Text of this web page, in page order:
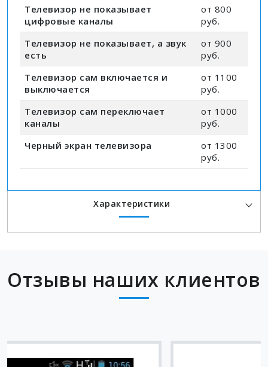
Телевизор не показывает
цифровые каналы
от 800
руб.
Телевизор не показывает, а звук
есть
от 900
руб.
Телевизор сам включается и
выключается
от 1100
руб.
Телевизор сам переключает
каналы
от 1000
руб.
Черный экран телевизора
от 1300
руб.
Характеристики
Отзывы наших клиентов